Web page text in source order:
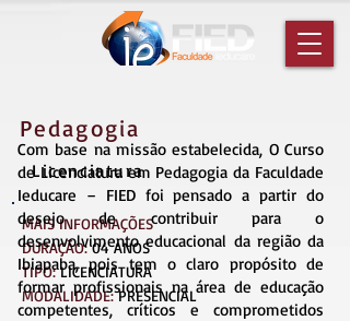
Pedagogia
Licenciatura
MAIS INFORMAÇÕES
DURAÇÃO:04 ANOS
TIPO:LICENCIATURA
MODALIDADE:PRESENCIAL
Com base na missão estabelecida, O Curso
de Licenciatura em Pedagogia da Faculdade
Ieducare – FIED foi pensado a partir do
desejo de contribuir para o
desenvolvimento educacional da região da
Ibiapaba, pois tem o claro propósito de
formar profissionais na área de educação
competentes, críticos e comprometidos